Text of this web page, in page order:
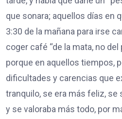
que sonara; aquellos días en
3:30 de la mañana para irse
coger café “de la mata, no del
porque en aquellos tiempos,
dificultades y carencias que
tranquilo, se era más feliz, se
y se valoraba más todo, por